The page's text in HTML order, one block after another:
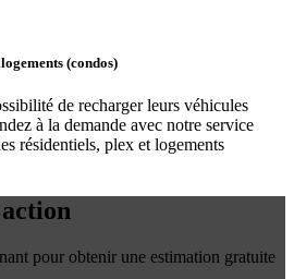
(condos)
de recharger leurs véhicules
à la demande avec notre service
résidentiels, plex et logements
pour obtenir une estimation gratuite